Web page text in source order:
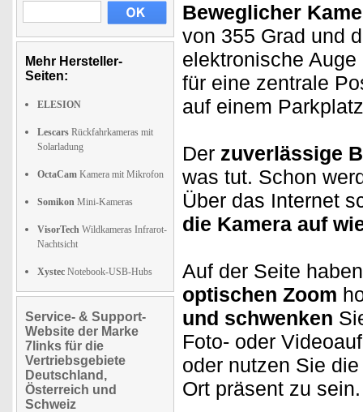
Mehr Hersteller-
Seiten:
ELESION
Lescars Rückfahrkameras mit
Solarladung
OctaCam Kamera mit Mikrofon
Somikon Mini-Kameras
VisorTech Wildkameras Infrarot-
Nachtsicht
Xystec Notebook-USB-Hubs
Service- & Support-
Website der Marke
7links für die
Vertriebsgebiete
Deutschland,
Österreich und
Schweiz
Beweglicher
von 355 Grad und
elektronische
für eine zentrale
auf einem
Der zuverlässige
was tut. Schon
Über das Internet
die Kamera auf
Auf der Seite
optischen Zoom
und schwenken
Foto- oder
oder nutzen Sie
Ort präsent zu sein.